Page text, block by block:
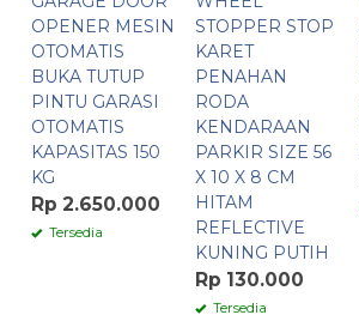
OPENER MESIN
OTOMATIS
BUKA TUTUP
PINTU GARASI
OTOMATIS
KAPASITAS 150
KG
Rp 2.650.000
Tersedia
STOPPER STOP
KARET
PENAHAN
RODA
KENDARAAN
PARKIR SIZE 56
X 10 X 8 CM
HITAM
REFLECTIVE
KUNING PUTIH
Rp 130.000
Tersedia